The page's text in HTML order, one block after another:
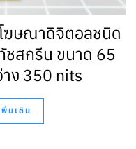
ฆษณาดิจิตอลชนิด
ชสกรีน ขนาด 65
ง 350 nits
พิ่มเติม